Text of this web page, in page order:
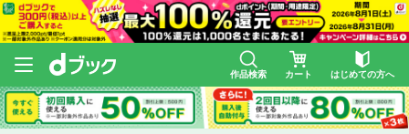
作品検索 カート はじめての方へ